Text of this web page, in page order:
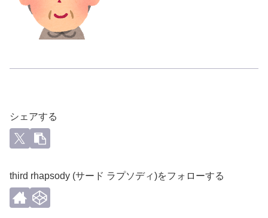
シェアする
third rhapsody (サード ラプソディ)をフォローする